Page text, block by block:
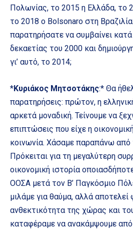
Πολωνίας, το 2015 η Ελλάδα, το
το 2018 ο Bolsonaro στη
παρατηρήσατε να συμβαίνει κατά
δεκαετίας του 2000 και
γι’ αυτό, το 2014;
*Κυριάκος Μητσοτάκης:* Θα
παρατηρήσεις: πρώτον, η
αρκετά μοναδική. Τείνουμε να
επιπτώσεις που είχε η
κοινωνία. Χάσαμε παραπάνω
Πρόκειται για τη μεγαλύτερη
οικονομική ιστορία
ΟΟΣΑ μετά τον B’ Παγκόσμιο
μιλάμε για θαύμα, αλλά
ανθεκτικότητα της χώρας και
καταφέραμε να ανακάμψουμε από